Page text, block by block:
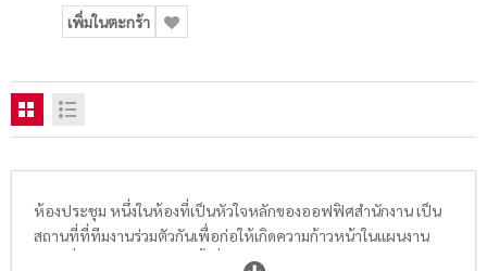
เพิ่มในตะกร้า
ห้องประชุม หนึ่งในห้องที่เป็นหัวใจหลักของออฟฟิศสำนักงาน เป็น
สถานที่ที่ทีมงานร่วมตัวกันเพื่อก่อให้เกิดความก้าวหน้าในแผนงาน
ต่างๆที่ทีมรับผิดชอบ ทุกครั้งที่มีการประชุม ย่อมมีการเกิดไอเดียและ